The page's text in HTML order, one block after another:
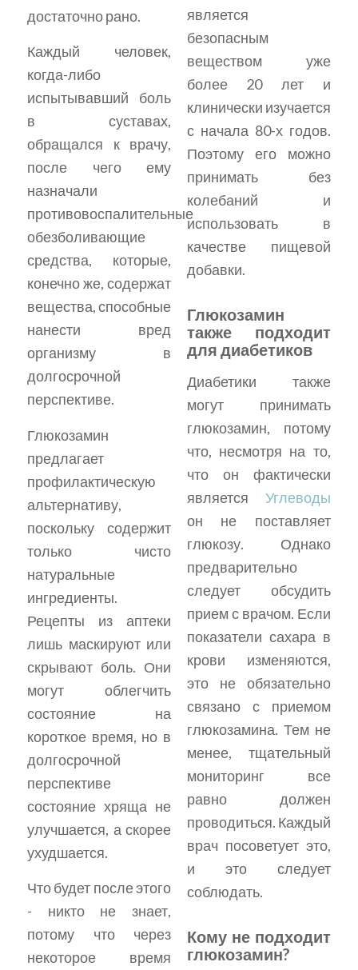
достаточно рано.
Каждый человек,
когда-либо
испытывавший боль
в суставах,
обращался к врачу,
после чего ему
назначали
противовоспалительные
обезболивающие
средства, которые,
конечно же, содержат
вещества, способные
нанести вред
организму в
долгосрочной
перспективе.
Глюкозамин
предлагает
профилактическую
альтернативу,
поскольку содержит
только чисто
натуральные
ингредиенты.
Рецепты из аптеки
лишь маскируют или
скрывают боль. Они
могут облегчить
состояние на
короткое время, но в
долгосрочной
перспективе
состояние хряща не
улучшается, а скорее
ухудшается.
Что будет после этого
- никто не знает,
потому что через
некоторое время
является
безопасным
веществом уже
более 20 лет и
клинически изучается
с начала 80-х годов.
Поэтому его можно
принимать без
колебаний и
использовать в
качестве пищевой
добавки.
Глюкозамин
также подходит
для диабетиков
Диабетики также
могут принимать
глюкозамин, потому
что, несмотря на то,
что он фактически
является Углеводы
он не поставляет
глюкозу. Однако
предварительно
следует обсудить
прием с врачом. Если
показатели сахара в
крови изменяются,
это не обязательно
связано с приемом
глюкозамина. Тем не
менее, тщательный
мониторинг все
равно должен
проводиться. Каждый
врач посоветует это,
и это следует
соблюдать.
Кому не подходит
глюкозамин?